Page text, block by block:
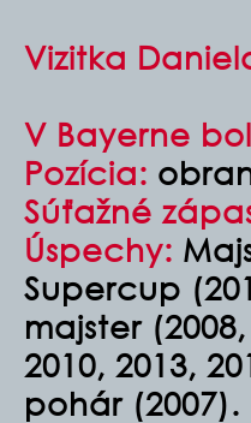
Vizitka
V Bayerne
Pozícia:
Súťažné
Úspechy:
Supercup
majster
2010, 2013,
pohár (2007).